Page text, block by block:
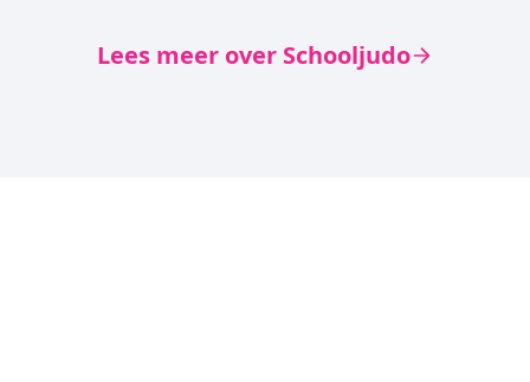
Lees meer over Schooljudo